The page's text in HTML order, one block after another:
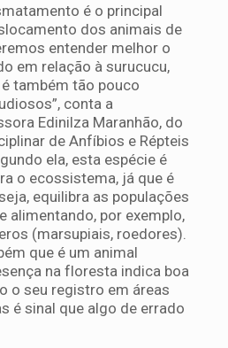
é o principal
dos animais de
entender melhor o
em relação à surucucu,
também tão pouco
conta a
Edinilza Maranhão, do
de Anfíbios e Répteis
ela, esta espécie é
o ecossistema, já que é
equilibra as populações
alimentando, por exemplo,
(marsupiais, roedores).
que é um animal
na floresta indica boa
o seu registro em áreas
é sinal que algo de errado